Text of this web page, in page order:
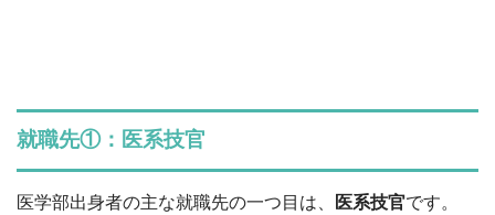
就職先①：医系技官
医学部出身者の主な就職先の一つ目は、 医系技官です。